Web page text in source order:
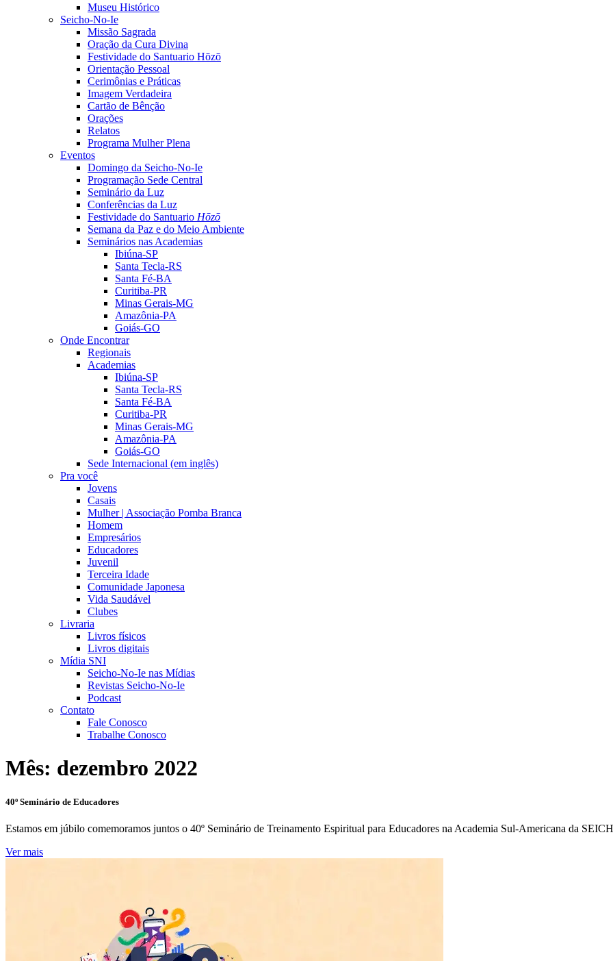
Museu Histórico
Seicho-No-Ie
Missão Sagrada
Oração da Cura Divina
Festividade do Santuario Hōzō
Orientação Pessoal
Cerimônias e Práticas
Imagem Verdadeira
Cartão de Bênção
Orações
Relatos
Programa Mulher Plena
Eventos
Domingo da Seicho-No-Ie
Programação Sede Central
Seminário da Luz
Conferências da Luz
Festividade do Santuario Hōzō
Semana da Paz e do Meio Ambiente
Seminários nas Academias
Ibiúna-SP
Santa Tecla-RS
Santa Fé-BA
Curitiba-PR
Minas Gerais-MG
Amazônia-PA
Goiás-GO
Onde Encontrar
Regionais
Academias
Ibiúna-SP
Santa Tecla-RS
Santa Fé-BA
Curitiba-PR
Minas Gerais-MG
Amazônia-PA
Goiás-GO
Sede Internacional (em inglês)
Pra você
Jovens
Casais
Mulher | Associação Pomba Branca
Homem
Empresários
Educadores
Juvenil
Terceira Idade
Comunidade Japonesa
Vida Saudável
Clubes
Livraria
Livros físicos
Livros digitais
Mídia SNI
Seicho-No-Ie nas Mídias
Revistas Seicho-No-Ie
Podcast
Contato
Fale Conosco
Trabalhe Conosco
Mês: dezembro 2022
40º Seminário de Educadores
Estamos em júbilo comemoramos juntos o 40º Seminário de Treinamento Espiritual para Educadores na Academia Sul-Americana da
Ver mais